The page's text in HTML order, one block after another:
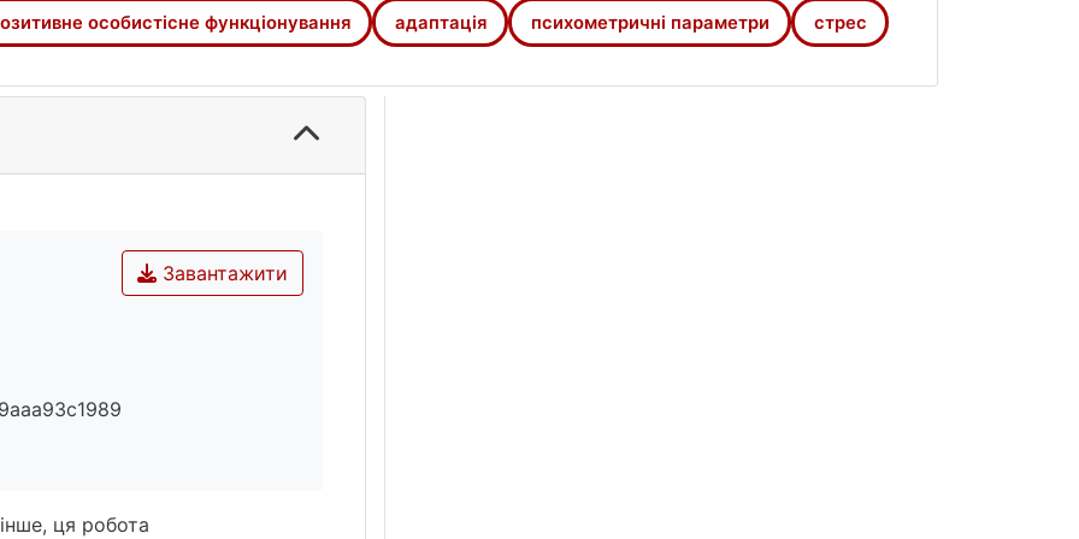
стосунки, сенс, досягнення), почуттям самоцінності, цілеспрямованістю,
підтримки. Водночас, виявлені значущі негативні кореляції з параметрами
спричиненими повномасштабною війною. Середній показник Шкали процвітання у
Шкали процвітання є ефективним інструментом для загальної оцінки позитивного
особистісне функціонування адаптація психометричні параметри стрес
Завантажити
ця робота